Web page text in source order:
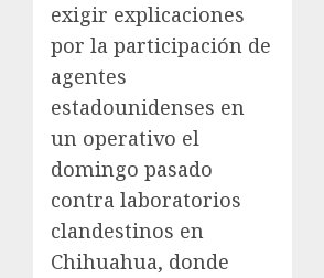
exigir explicaciones
por la participación de
agentes
estadounidenses en
un operativo el
domingo pasado
contra laboratorios
clandestinos en
Chihuahua, donde